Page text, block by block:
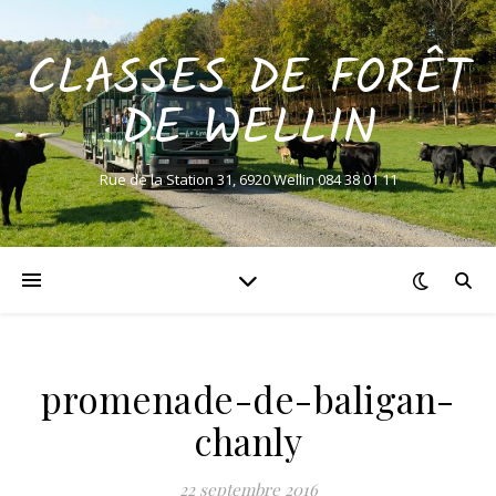
CLASSES DE FORÊT
DE WELLIN
Rue de la Station 31, 6920 Wellin 084 38 01 11
promenade-de-baligan-
chanly
22 septembre 2016